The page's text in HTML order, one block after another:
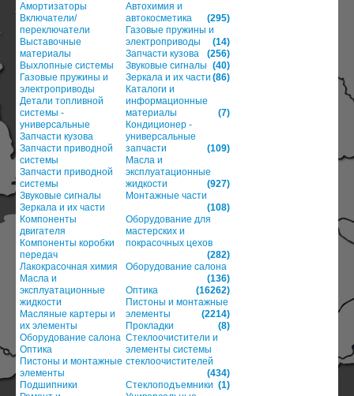
Модуль заказа продукт
Регистрация
Амортизаторы
Включатели/
переключатели
Выставочные
материалы
Выхлопные системы
Газовые пружины и
электроприводы
Детали топливной
системы -
универсальные
Запчасти кузова
Запчасти приводной
системы
Запчасти приводной
системы
Звуковые сигналы
Зеркала и их части
Компоненты
двигателя
Компоненты коробки
передач
Лакокрасочная химия
Масла и
эксплуатационные
жидкости
Масляные картеры и
их элементы
Оборудование салона
Оптика
Пистоны и монтажные
элементы
Подшипники
Автохимия и
автокосметика
(295)
Газовые пружины и
электроприводы
(14)
Запчасти кузова
(256)
Звуковые сигналы (40)
Зеркала и их части (86)
Каталоги и
информационные
материалы
(7)
Кондиционер -
универсальные
запчасти
(109)
Масла и
эксплуатационные
жидкости
(927)
Монтажные части
(108)
Оборудование для
мастерских и
покрасочных цехов
(282)
Оборудование салона
(136)
Оптика
(16262)
Пистоны и монтажные
элементы
(2214)
Прокладки
(8)
Стеклоочистители и
элементы системы
стеклоочистителей
(434)
Стеклоподъемники (1)